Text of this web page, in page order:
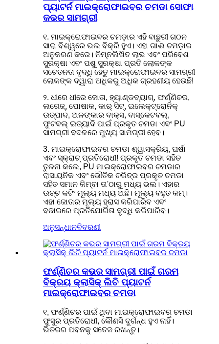
ପ୍ୟାଟର୍ନ ମାଇକ୍ରୋଫାଇବର ଚମଡା ସୋଫା
କଭର ସାମଗ୍ରୀ
୧. ମାଇକ୍ରୋଫାଇବର ଚମଡ଼ାର ଏହି ବାଛୁରୀ ଗଠନ
ସାରା ବିଶ୍ୱରେ ଭଲ ବିକ୍ରି ହୁଏ। ଏହା ଗାଈ ଚମଡ଼ାର
ଅନୁକରଣ କରେ। ନିମ୍ନଲିଖିତ ଲାଭ ଏବଂ ପରିବେଶ
ସୁରକ୍ଷା ଏବଂ ପଶୁ ସୁରକ୍ଷା ପ୍ରତି ଲୋକଙ୍କ
ସଚେତନତା ବୃଦ୍ଧି ହେତୁ ମାଇକ୍ରୋଫାଇବର ସାମଗ୍ରୀ
ଲୋକଙ୍କ ଦ୍ୱାରା ଅଧିକରୁ ଅଧିକ ଗ୍ରହଣୀୟ ହେଉଛି!
୨. ଧୀରେ ଧୀରେ ଜୋତା, ହ୍ୟାଣ୍ଡବ୍ୟାଗ୍, ଫର୍ଣ୍ଣିଚର,
ଲଗେଜ୍, ପୋଷାକ, କାର୍ ସିଟ୍, ଇଲେକ୍ଟ୍ରୋନିକ୍
ଉତ୍ପାଦ, ଅଳଙ୍କାର ବାକ୍ସ, ବାସ୍କେଟବଲ୍,
ଫୁଟବଲ୍ ଇତ୍ୟାଦି ପାଇଁ ପ୍ରକୃତ ଚମଡା ଏବଂ PU
ସାମଗ୍ରୀ ବଦଳରେ ମୁଖ୍ୟ ସାମଗ୍ରୀ ହେବ।
3. ମାଇକ୍ରୋଫାଇବର ଚମଡା ଶ୍ୱାସକ୍ରିୟ, ଘର୍ଷା
ଏବଂ ସ୍କ୍ରାଚ୍ ପ୍ରତିରୋଧୀ! ପ୍ରକୃତ ଚମଡା ସହିତ
ତୁଳନା କଲେ, PU ମାଇକ୍ରୋଫାଇବର ଚମଡାର
ରାସାୟନିକ ଏବଂ ଭୌତିକ ଚରିତ୍ର ପ୍ରକୃତ ଚମଡା
ସହିତ ସମାନ କିମ୍ବା ତା'ଠାରୁ ମଧ୍ୟ ଭଲ। ଏହାର
ଉଚ୍ଚ କଟିଂ ମୂଲ୍ୟ ମଧ୍ୟ ଅଛି। ମୂଲ୍ୟ ବହୁତ କମ୍।
ଏହା ଜୋତାର ମୂଲ୍ୟ ହ୍ରାସ କରିପାରିବ ଏବଂ
ବଜାରରେ ପ୍ରତିଯୋଗିତା ବୃଦ୍ଧି କରିପାରିବ।
ଅନୁସନ୍ଧାନବିବରଣୀ
ଫର୍ଣ୍ଣିଚର କଭର ସାମଗ୍ରୀ ପାଇଁ ଗରମ
ବିକ୍ରୟ କ୍ଲାସିକ୍ ଲିଚି ପ୍ୟାଟର୍ନ
ମାଇକ୍ରୋଫାଇବର ଚମଡା
୧, ଫର୍ଣ୍ଣିଚର ପାଇଁ ଥିବା ମାଇକ୍ରୋଫାଇବର ଚମଡା
ଫୁସୁର ପ୍ରତିରୋଧୀ, କୌଣସି ଦୁର୍ଗନ୍ଧ ହୁଏ ନାହିଁ।
ଭିତରର ପବନକୁ ସତେଜ ରଖନ୍ତୁ।